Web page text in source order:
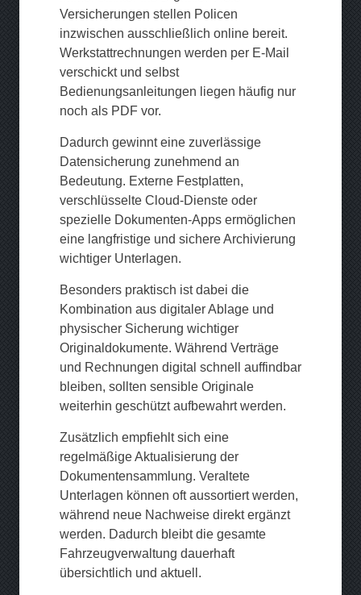
Versicherungen stellen Policen
inzwischen ausschließlich online bereit.
Werkstattrechnungen werden per E-Mail
verschickt und selbst
Bedienungsanleitungen liegen häufig nur
noch als PDF vor.
Dadurch gewinnt eine zuverlässige
Datensicherung zunehmend an
Bedeutung. Externe Festplatten,
verschlüsselte Cloud-Dienste oder
spezielle Dokumenten-Apps ermöglichen
eine langfristige und sichere Archivierung
wichtiger Unterlagen.
Besonders praktisch ist dabei die
Kombination aus digitaler Ablage und
physischer Sicherung wichtiger
Originaldokumente. Während Verträge
und Rechnungen digital schnell auffindbar
bleiben, sollten sensible Originale
weiterhin geschützt aufbewahrt werden.
Zusätzlich empfiehlt sich eine
regelmäßige Aktualisierung der
Dokumentensammlung. Veraltete
Unterlagen können oft aussortiert werden,
während neue Nachweise direkt ergänzt
werden. Dadurch bleibt die gesamte
Fahrzeugverwaltung dauerhaft
übersichtlich und aktuell.